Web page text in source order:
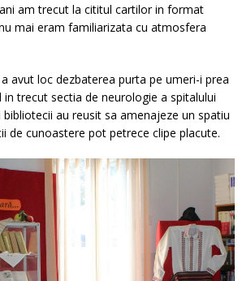
am trecut la cititul cartilor in format
mai eram familiarizata cu atmosfera
avut loc dezbaterea purta pe umeri-i prea
in trecut sectia de neurologie a spitalului
au reusit sa amenajeze un spatiu
de cunoastere pot petrece clipe placute.